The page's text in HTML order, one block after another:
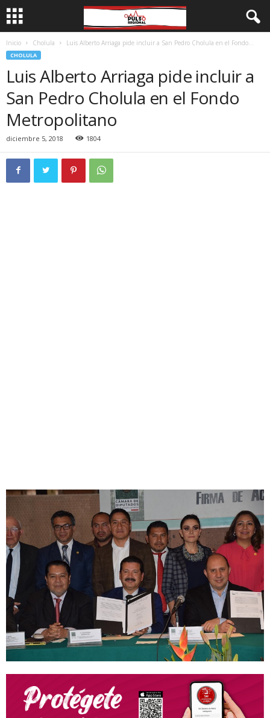
Inicio Cholula Luis Alberto Arriaga pide incluir a San Pedro Cholula en el Fondo...
CHOLULA
Luis Alberto Arriaga pide incluir a
San Pedro Cholula en el Fondo
Metropolitano
diciembre 5, 2018 1804